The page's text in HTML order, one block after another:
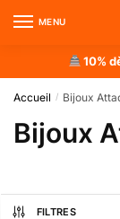
MENU
10%
Accueil / Bijoux
Bijoux
FILTRES